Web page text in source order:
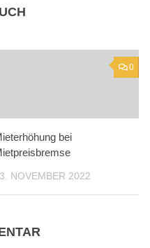
0
bei
NOVEMBER 2022